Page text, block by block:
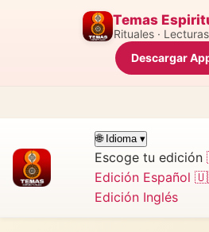
Temas
Rituales ·
Descargar
🌐 Idioma ▾
Escoge tu edición
Edición Español
Edición Inglés